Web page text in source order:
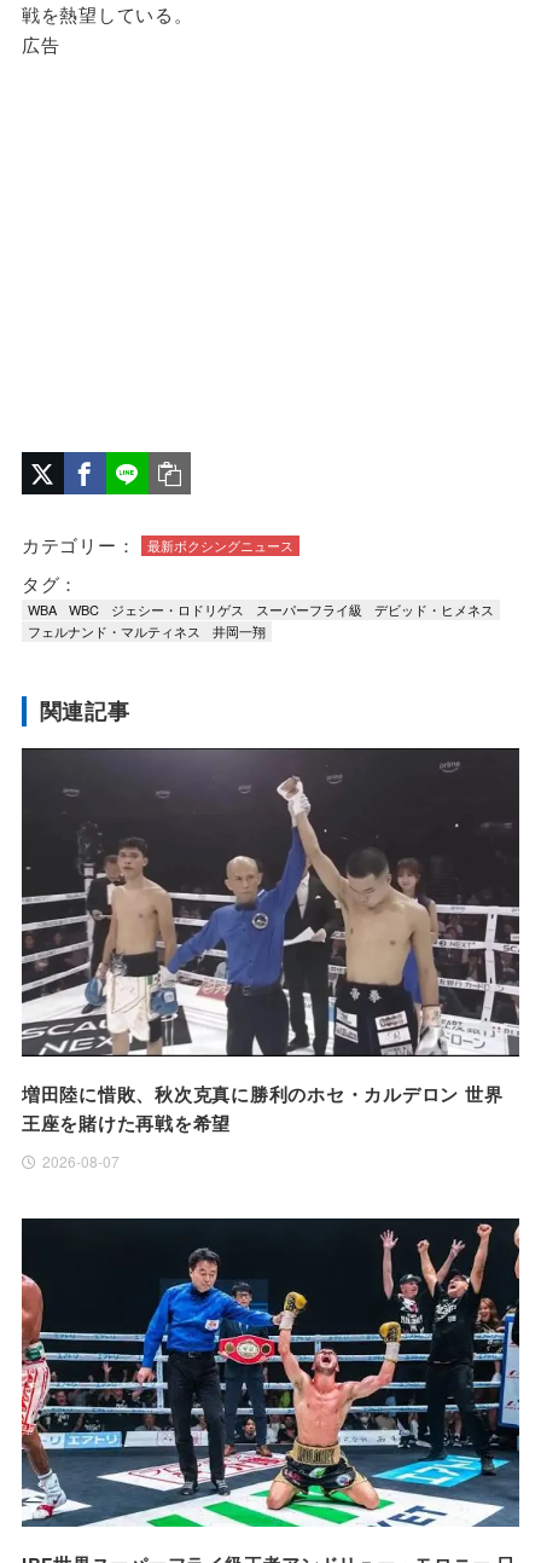
戦を熱望している。
広告
カテゴリー： 最新ボクシングニュース
タグ：
WBA WBC ジェシー・ロドリゲス スーパーフライ級
デビッド・ヒメネス
フェルナンド・マルティネス
井岡一翔
関連記事
増田陸に惜敗、秋次克真に勝利のホセ・カルデロン 世界
王座を賭けた再戦を希望
2026-08-07